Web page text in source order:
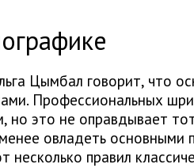
Цымбал говорит, что
Профессиональных
но это не оправдывает
овладеть основными
правил